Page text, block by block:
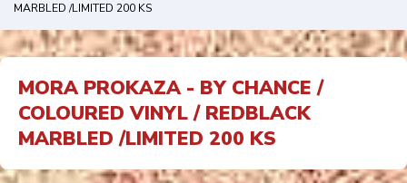
MARBLED /LIMITED 200 KS
MORA PROKAZA - BY CHANCE /
COLOURED VINYL / REDBLACK
MARBLED /LIMITED 200 KS